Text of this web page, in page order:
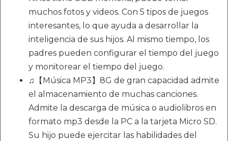
muchos fotos y videos. Con 5 tipos de juegos
interesantes, lo que ayuda a desarrollar la
inteligencia de sus hijos. Al mismo tiempo, los
padres pueden configurar el tiempo del juego
y monitorear el tiempo del juego.
♫【Música MP3】8G de gran capacidad admite
el almacenamiento de muchas canciones.
Admite la descarga de música o audiolibros en
formato mp3 desde la PC a la tarjeta Micro SD.
Su hijo puede ejercitar las habilidades del